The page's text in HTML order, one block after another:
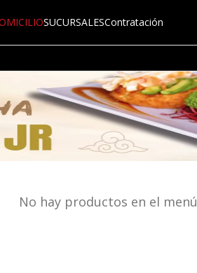
SUCURSALESContratación
No hay productos en el menú